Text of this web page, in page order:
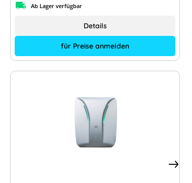
Ab Lager verfügbar
für Preise anmelden
Details